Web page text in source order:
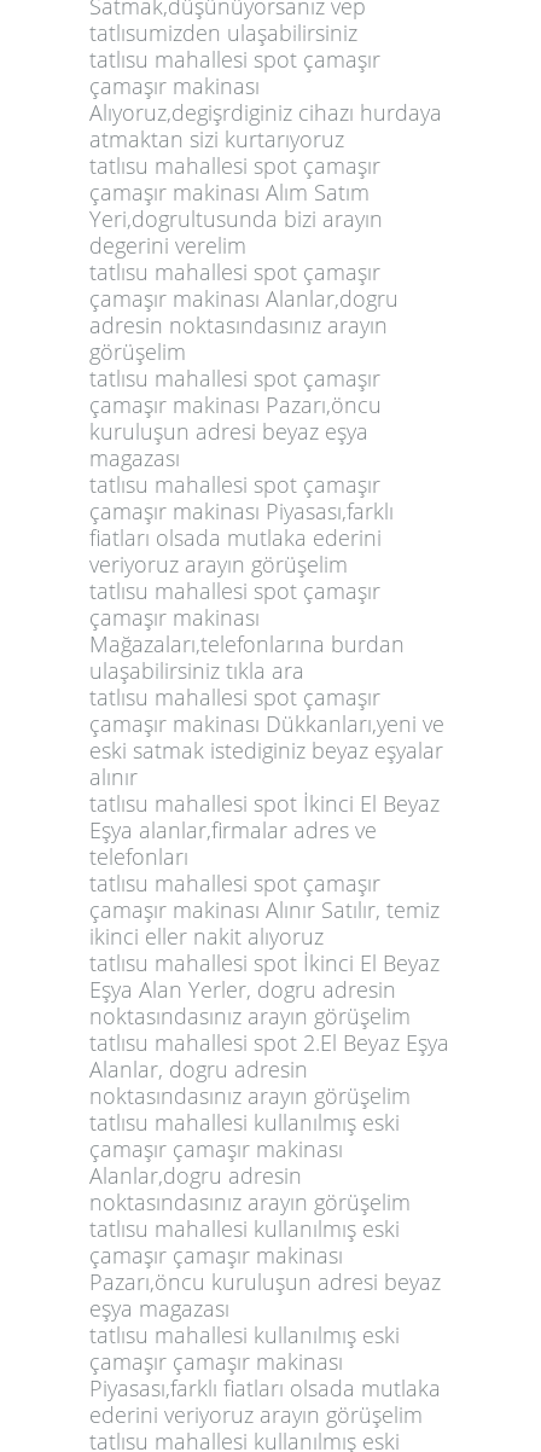
tatlısumizden ulaşabilirsiniz
tatlısu mahallesi spot çamaşır
çamaşır makinası
Alıyoruz,degişrdiginiz cihazı hurdaya
atmaktan sizi kurtarıyoruz
tatlısu mahallesi spot çamaşır
çamaşır makinası Alım Satım
Yeri,dogrultusunda bizi arayın
degerini verelim
tatlısu mahallesi spot çamaşır
çamaşır makinası Alanlar,dogru
adresin noktasındasınız arayın
görüşelim
tatlısu mahallesi spot çamaşır
çamaşır makinası Pazarı,öncu
kuruluşun adresi beyaz eşya
magazası
tatlısu mahallesi spot çamaşır
çamaşır makinası Piyasası,farklı
fiatları olsada mutlaka ederini
veriyoruz arayın görüşelim
tatlısu mahallesi spot çamaşır
çamaşır makinası
Mağazaları,telefonlarına burdan
ulaşabilirsiniz tıkla ara
tatlısu mahallesi spot çamaşır
çamaşır makinası Dükkanları,yeni ve
eski satmak istediginiz beyaz eşyalar
alınır
tatlısu mahallesi spot İkinci El Beyaz
Eşya alanlar,firmalar adres ve
telefonları
tatlısu mahallesi spot çamaşır
çamaşır makinası Alınır Satılır, temiz
ikinci eller nakit alıyoruz
tatlısu mahallesi spot İkinci El Beyaz
Eşya Alan Yerler, dogru adresin
noktasındasınız arayın görüşelim
tatlısu mahallesi spot 2.El Beyaz Eşya
Alanlar, dogru adresin
noktasındasınız arayın görüşelim
tatlısu mahallesi kullanılmış eski
çamaşır çamaşır makinası
Alanlar,dogru adresin
noktasındasınız arayın görüşelim
tatlısu mahallesi kullanılmış eski
çamaşır çamaşır makinası
Pazarı,öncu kuruluşun adresi beyaz
eşya magazası
tatlısu mahallesi kullanılmış eski
çamaşır çamaşır makinası
Piyasası,farklı fiatları olsada mutlaka
ederini veriyoruz arayın görüşelim
tatlısu mahallesi kullanılmış eski